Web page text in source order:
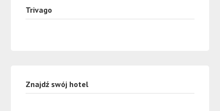
Trivago
Znajdź swój hotel